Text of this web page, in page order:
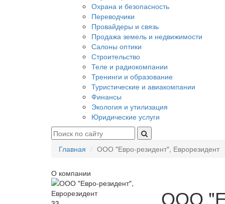
Охрана и безопасность
Переводчики
Провайдеры и связь
Продажа земель и недвижимости
Салоны оптики
Строительство
Теле и радиокомпании
Тренинги и образование
Туристические и авиакомпании
Финансы
Экология и утилизация
Юридические услуги
Главная ООО "Евро-резидент", Еврорезидент
О компании
ООО